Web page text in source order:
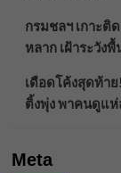
กรมชลฯ เกาะติ
หลาก เฝ้าระวังพื้
เดือดโค้งสุดท้า
ติ้งพุ่ง พาคนดูแ
Meta